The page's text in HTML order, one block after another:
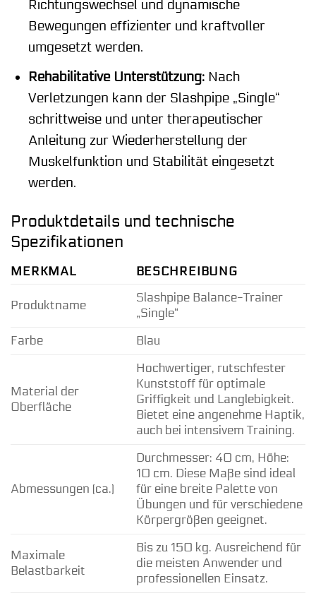
Richtungswechsel und dynamische
Bewegungen effizienter und kraftvoller
umgesetzt werden.
Rehabilitative Unterstützung:Nach
Verletzungen kann der Slashpipe „Single“
schrittweise und unter therapeutischer
Anleitung zur Wiederherstellung der
Muskelfunktion und Stabilität eingesetzt
werden.
Produktdetails und technische
Spezifikationen
MERKMAL BESCHREIBUNG
Produktname
Slashpipe Balance-Trainer
„Single“
Farbe
Blau
Material der
Oberfläche
Hochwertiger, rutschfester
Kunststoff für optimale
Griffigkeit und Langlebigkeit.
Bietet eine angenehme Haptik,
auch bei intensivem Training.
Abmessungen (ca.)
Durchmesser: 40 cm, Höhe:
10 cm. Diese Maße sind ideal
für eine breite Palette von
Übungen und für verschiedene
Körpergrößen geeignet.
Maximale
Belastbarkeit
Bis zu 150 kg. Ausreichend für
die meisten Anwender und
professionellen Einsatz.